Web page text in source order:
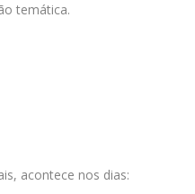
temática.
acontece nos dias: